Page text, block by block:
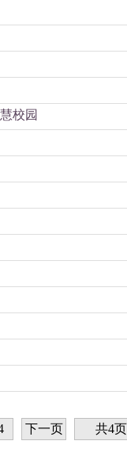
校园
下一页 共4